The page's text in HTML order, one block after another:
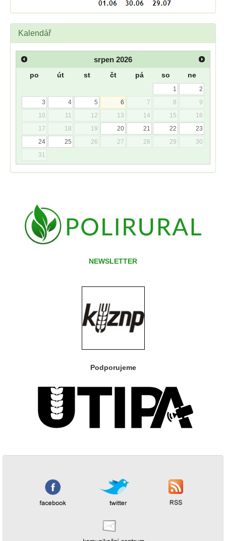
Kalendář
srpen 2026
po út st čt pá so ne
1
2
3
4 5 6 7 8
9
10
11 12 13 14 15
16
17
18 19 20 21 22
23
24
25 26 27 28 29
30
31
NEWSLETTER
Podporujeme